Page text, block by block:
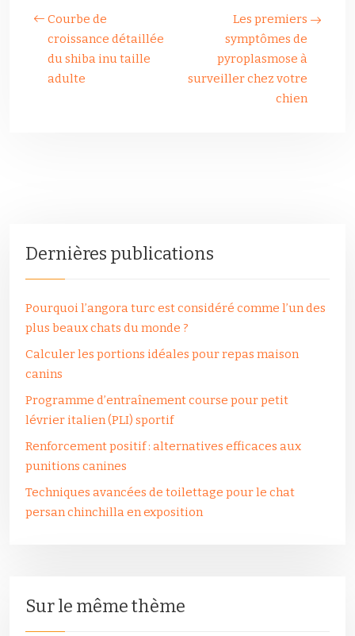
Courbe de
croissance détaillée
du shiba inu taille
adulte
Les premiers
symptômes de
pyroplasmose à
surveiller chez votre
chien
Dernières publications
Pourquoi l’angora turc est considéré comme l’un des
plus beaux chats du monde ?
Calculer les portions idéales pour repas maison
canins
Programme d’entraînement course pour petit
lévrier italien (PLI) sportif
Renforcement positif : alternatives efficaces aux
punitions canines
Techniques avancées de toilettage pour le chat
persan chinchilla en exposition
Sur le même thème